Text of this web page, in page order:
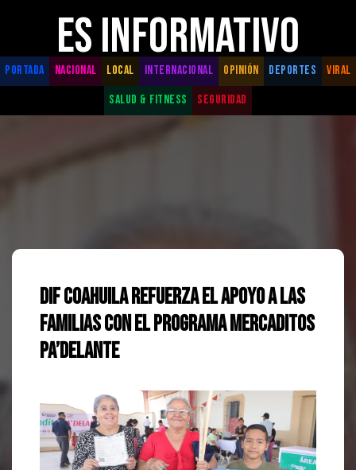
ES INFORMATIVO
PORTADA NACIONAL LOCAL INTERNACIONAL OPINIÓN DEPORTES
VIRAL
SALUD & FITNESS
SEGURIDAD
DIF Coahuila refuerza el apoyo a las
familias con el programa Mercaditos
Pa’Delante